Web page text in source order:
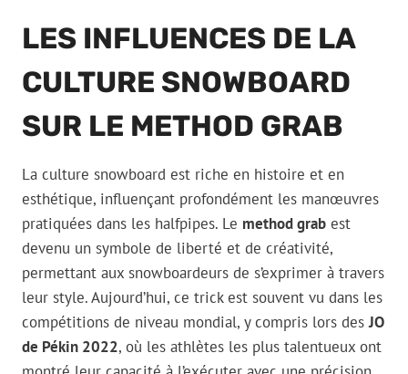
LES INFLUENCES DE LA
CULTURE SNOWBOARD
SUR LE METHOD GRAB
La culture snowboard est riche en histoire et en
esthétique, influençant profondément les manœuvres
pratiquées dans les halfpipes. Le method grab est
devenu un symbole de liberté et de créativité,
permettant aux snowboardeurs de s’exprimer à travers
leur style. Aujourd’hui, ce trick est souvent vu dans les
compétitions de niveau mondial, y compris lors desJO
de Pékin 2022, où les athlètes les plus talentueux ont